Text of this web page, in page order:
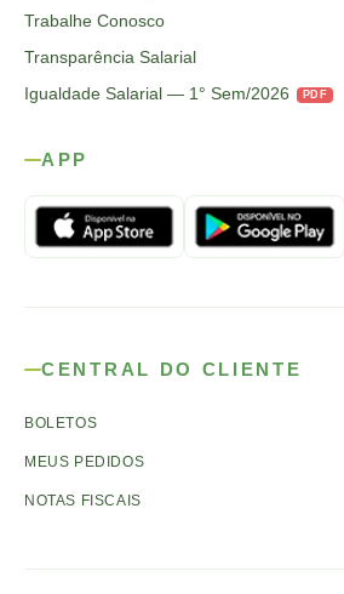
Trabalhe Conosco
Transparência Salarial
Igualdade Salarial — 1° Sem/2026
PDF
APP
CENTRAL DO CLIENTE
BOLETOS
MEUS PEDIDOS
NOTAS FISCAIS